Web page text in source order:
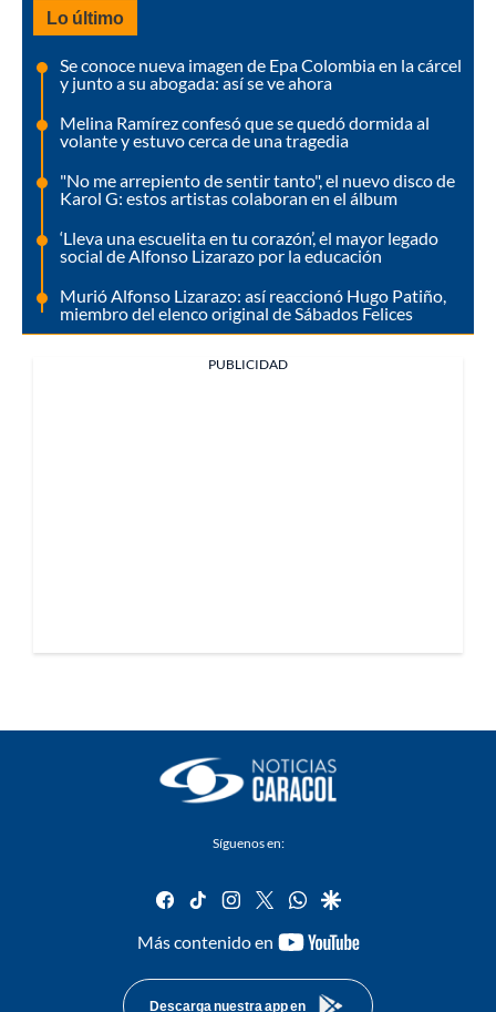
Lo último
Se conoce nueva imagen de Epa Colombia en la cárcel
y junto a su abogada: así se ve ahora
Melina Ramírez confesó que se quedó dormida al
volante y estuvo cerca de una tragedia
"No me arrepiento de sentir tanto", el nuevo disco de
Karol G: estos artistas colaboran en el álbum
‘Lleva una escuelita en tu corazón’, el mayor legado
social de Alfonso Lizarazo por la educación
Murió Alfonso Lizarazo: así reaccionó Hugo Patiño,
miembro del elenco original de Sábados Felices
PUBLICIDAD
Síguenos en:
facebook
tiktok instagram
twitterwhatsapp
google
Más contenido en
youtube-
Descarga nuestra app en